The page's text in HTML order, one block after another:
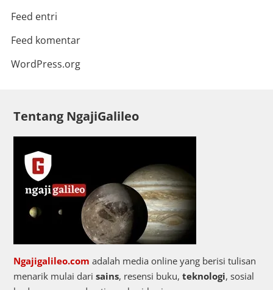
Feed entri
Feed komentar
WordPress.org
Tentang NgajiGalileo
Ngajigalileo.com adalah media online yang berisi tulisan
menarik mulai dari sains, resensi buku, teknologi, sosial